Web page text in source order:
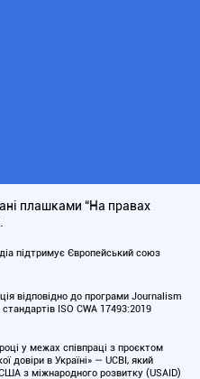
плашками “На правах
підтримує Європейський союз
відповідно до програми Journalism
ISO CWA 17493:2019
у межах співпраці з проєктом
довіри в Україні» — UCBI, який
з міжнародного розвитку (USAID)